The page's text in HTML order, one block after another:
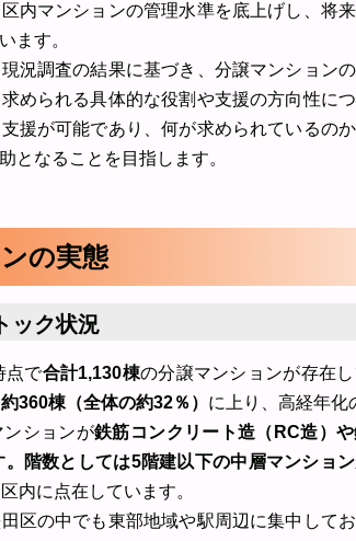
内マンションの管理水準を底上げし、将
ます。
況調査の結果に基づき、分譲マンション
められる具体的な役割や支援の方向性に
援が可能であり、何が求められているの
となることを目指します。
の実態
ック状況
点で合計1,130棟の分譲マンションが存在
約360棟（全体の約32％） に上り、高経年化
ションが鉄筋コンクリート造（RC造）
。階数としては5階建以下の中層マンショ
内に点在しています。
区の中でも東部地域や駅周辺に集中して